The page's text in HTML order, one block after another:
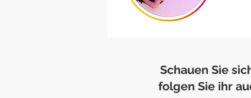
Schauen Sie
folgen Sie ihr